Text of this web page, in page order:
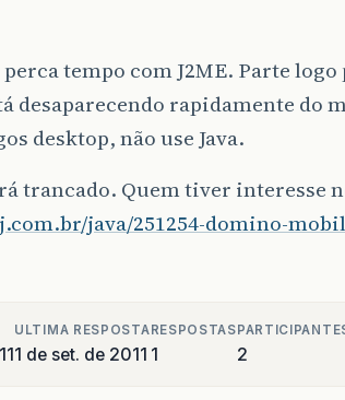
perca tempo com J2ME. Parte
desaparecendo rapidamente do
desktop, não use Java.
trancado. Quem tiver interesse
java/251254-domino-
ULTIMA RESPOSTA
1 de set. de 2011
RESPOSTAS
1 2